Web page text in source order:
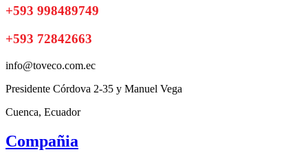
+593 998489749
+593 72842663
info@toveco.com.ec
Presidente Córdova 2-35 y Manuel Vega
Cuenca, Ecuador
Compañia